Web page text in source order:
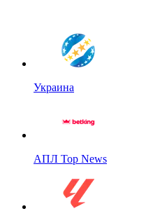
Украина
АПЛ Top News